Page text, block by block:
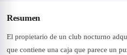
Resumen
El propietario de un club nocturno
que contiene una caja que parece un